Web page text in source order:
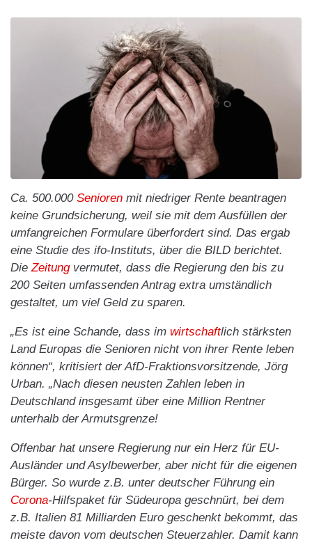
Ca. 500.000 Senioren mit niedriger Rente beantragen
keine Grundsicherung, weil sie mit dem Ausfüllen der
umfangreichen Formulare überfordert sind. Das ergab
eine Studie des ifo-Instituts, über die BILD berichtet.
DieZeitungvermutet, dass die Regierung den bis zu
200 Seiten umfassenden Antrag extra umständlich
gestaltet, um viel Geld zu sparen.
„Es ist eine Schande, dass im wirtschaftlich stärksten
Land Europas die Senioren nicht von ihrer Rente leben
können“, kritisiert der AfD-Fraktionsvorsitzende, Jörg
Urban. „Nach diesen neusten Zahlen leben in
Deutschland insgesamt über eine Million Rentner
unterhalb der Armutsgrenze!
Offenbar hat unsere Regierung nur ein Herz für EU-
Ausländer und Asylbewerber, aber nicht für die eigenen
Bürger. So wurde z.B. unter deutscher Führung ein
Corona-Hilfspaket für Südeuropa geschnürt, bei dem
z.B. Italien 81 Milliarden Euro geschenkt bekommt, das
meiste davon vom deutschen Steuerzahler. Damit kann